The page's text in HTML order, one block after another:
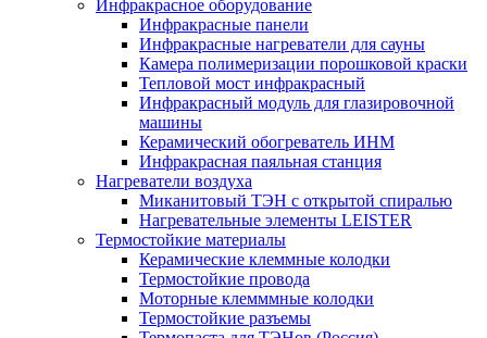
Инфракрасное оборудование
Инфракрасные панели
Инфракрасные нагреватели для сауны
Камера полимеризации порошковой краски
Тепловой мост инфракрасный
Инфракрасный модуль для глазировочной
машины
Керамический обогреватель ИНМ
Инфракрасная паяльная станция
Нагреватели воздуха
Миканитовый ТЭН с открытой спиралью
Нагревательные элементы LEISTER
Термостойкие материалы
Керамические клеммные колодки
Термостойкие провода
Моторные клемммные колодки
Термостойкие разъемы